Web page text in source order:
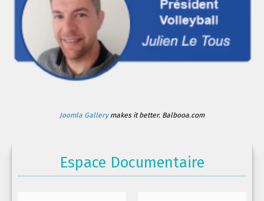
Joomla Gallerymakes it better. Balbooa.com
Espace Documentaire